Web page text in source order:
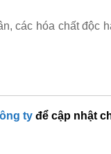
các hóa chất độc
ty để cập nhật